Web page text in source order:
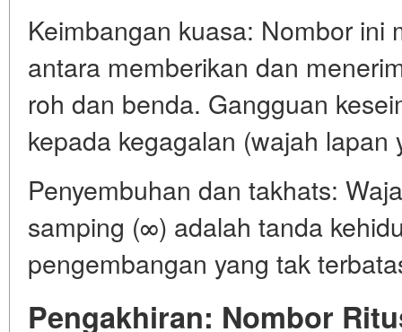
Keimbangan kuasa: Nombor ini
antara memberikan dan
roh dan benda. Gangguan
kepada kegagalan (wajah lapan
Penyembuhan dan takhats:
samping (∞) adalah tanda
pengembangan yang tak
Pengakhiran: Nombor